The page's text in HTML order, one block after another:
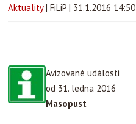
Aktuality | FiLiP | 31.1.2016 14:50
Avizované události
od 31. ledna 2016
Masopust